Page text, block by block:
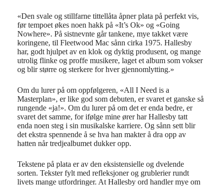
«Den svale og stillfarne tittellåta åpner plata på perfekt vis,
før tempoet økes noen hakk på «It’s Ok» og «Going
Nowhere». På sistnevnte går tankene, mye takket være
koringene, til Fleetwood Mac sånn cirka 1975. Hallesby
har, godt hjulpet av en klok og dyktig produsent, og mange
utrolig flinke og proffe musikere, laget et album som vokser
og blir større og sterkere for hver gjennomlytting.»
Om du lurer på om oppfølgeren, «All I Need is a
Masterplan», er like god som debuten, er svaret et ganske så
rungende «ja!». Om du lurer på om det er enda bedre, er
svaret det samme, for ifølge mine ører har Hallesby tatt
enda noen steg i sin musikalske karriere. Og sånn sett blir
det ekstra spennende å se hva han makter å dra opp av
hatten når tredjealbumet dukker opp.
Tekstene på plata er av den eksistensielle og dvelende
sorten. Tekster fylt med refleksjoner og grublerier rundt
livets mange utfordringer. At Hallesby ord handler mye om